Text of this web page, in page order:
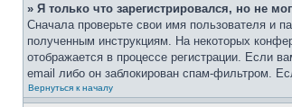
» Я только что зарегистрировался, но не
Сначала проверьте свои имя пользователя и
полученным инструкциям. На некоторых
отображается в процессе регистрации. Если
email либо он заблокирован спам-фильтром.
Вернуться к началу